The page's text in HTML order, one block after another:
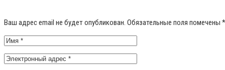
Ваш адрес email не будет опубликован. Обязательные поля помечены *